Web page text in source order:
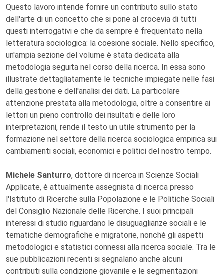
Questo lavoro intende fornire un contributo sullo stato
dell'arte di un concetto che si pone al crocevia di tutti
questi interrogativi e che da sempre è frequentato nella
letteratura sociologica: la coesione sociale. Nello specifico,
un'ampia sezione del volume è stata dedicata alla
metodologia seguita nel corso della ricerca. In essa sono
illustrate dettagliatamente le tecniche impiegate nelle fasi
della gestione e dell'analisi dei dati. La particolare
attenzione prestata alla metodologia, oltre a consentire ai
lettori un pieno controllo dei risultati e delle loro
interpretazioni, rende il testo un utile strumento per la
formazione nel settore della ricerca sociologica empirica sui
cambiamenti sociali, economici e politici del nostro tempo.
Michele Santurro, dottore di ricerca in Scienze Sociali
Applicate, è attualmente assegnista di ricerca presso
l'Istituto di Ricerche sulla Popolazione e le Politiche Sociali
del Consiglio Nazionale delle Ricerche. I suoi principali
interessi di studio riguardano le disuguaglianze sociali e le
tematiche demografiche e migratorie, nonché gli aspetti
metodologici e statistici connessi alla ricerca sociale. Tra le
sue pubblicazioni recenti si segnalano anche alcuni
contributi sulla condizione giovanile e le segmentazioni